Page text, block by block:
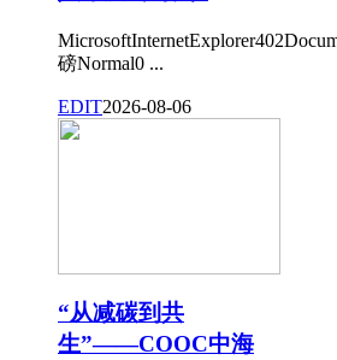
磅Normal0 ...
EDIT2026-08-06
“从减碳到共
生”——COOC中海